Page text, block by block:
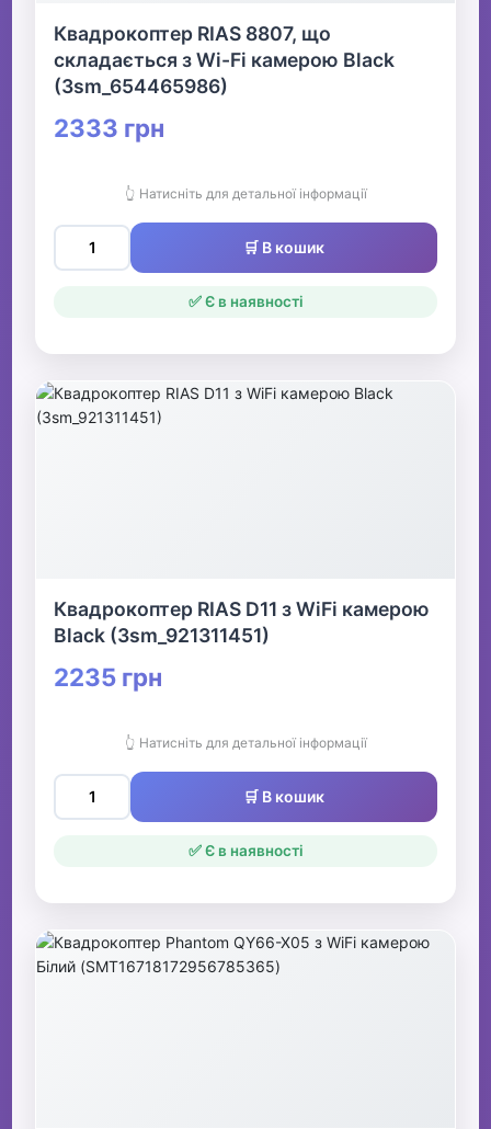
Квадрокоптер RIAS 8807, що
складається з Wi-Fi камерою Black
(3sm_654465986)
2333 грн
👆 Натисніть для детальної інформації
🛒 В кошик
✅ Є в наявності
Квадрокоптер RIAS D11 з WiFi камерою
Black (3sm_921311451)
2235 грн
👆 Натисніть для детальної інформації
🛒 В кошик
✅ Є в наявності